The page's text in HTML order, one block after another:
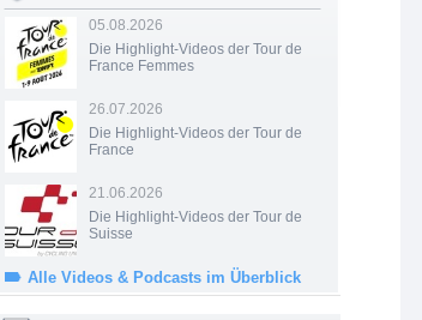
05.08.2026
Die Highlight-Videos der Tour de
France Femmes
26.07.2026
Die Highlight-Videos der Tour de
France
21.06.2026
Die Highlight-Videos der Tour de
Suisse
Alle Videos & Podcasts im Überblick